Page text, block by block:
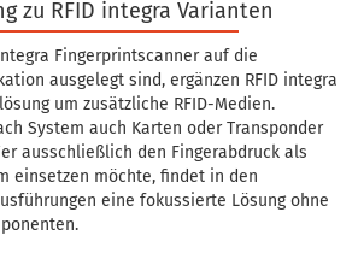
zu RFID integra Varianten
Fingerprintscanner auf die
ausgelegt sind, ergänzen RFID integra
um zusätzliche RFID-Medien.
System auch Karten oder Transponder
ausschließlich den Fingerabdruck als
einsetzen möchte, findet in den
eine fokussierte Lösung ohne